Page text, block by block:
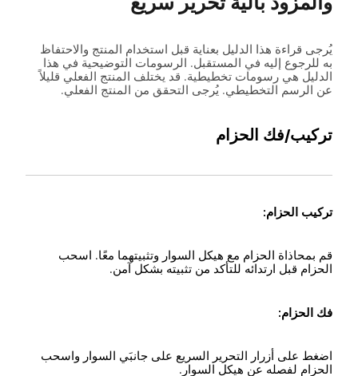
يُرجى قراءة هذا الدليل بعناية قبل استخدام المنتج والاحتفاظ
به للرجوع إليه في المستقبل. الرسومات التوضيحية في هذا
الدليل هي رسومات تخطيطية. قد يختلف المنتج الفعلي قليلاً
عن الرسم التخطيطي. يُرجى التحقق من المنتج الفعلي.
تركيب/فك الحزام
تركيب الحزام:
قم بمحاذاة الحزام مع هيكل السوار وتثبيتهما معًا. اسحب
الحزام قبل ارتدائه للتأكد من تثبيته بشكل آمن.
فك الحزام:
اضغط على أزرار التحرير السريع على جانبَي السوار واسحب
الحزام لفصله عن هيكل السوار.